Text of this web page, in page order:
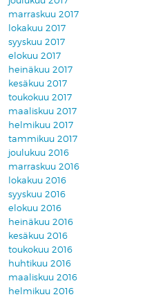
marraskuu 2017
lokakuu 2017
syyskuu 2017
elokuu 2017
heinäkuu 2017
kesäkuu 2017
toukokuu 2017
maaliskuu 2017
helmikuu 2017
tammikuu 2017
joulukuu 2016
marraskuu 2016
lokakuu 2016
syyskuu 2016
elokuu 2016
heinäkuu 2016
kesäkuu 2016
toukokuu 2016
huhtikuu 2016
maaliskuu 2016
helmikuu 2016